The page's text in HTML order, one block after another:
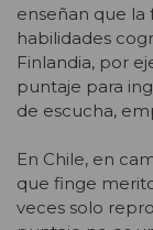
enseñan que la
habilidades
Finlandia, por
puntaje para
de escucha,
En Chile, en
que finge
veces solo